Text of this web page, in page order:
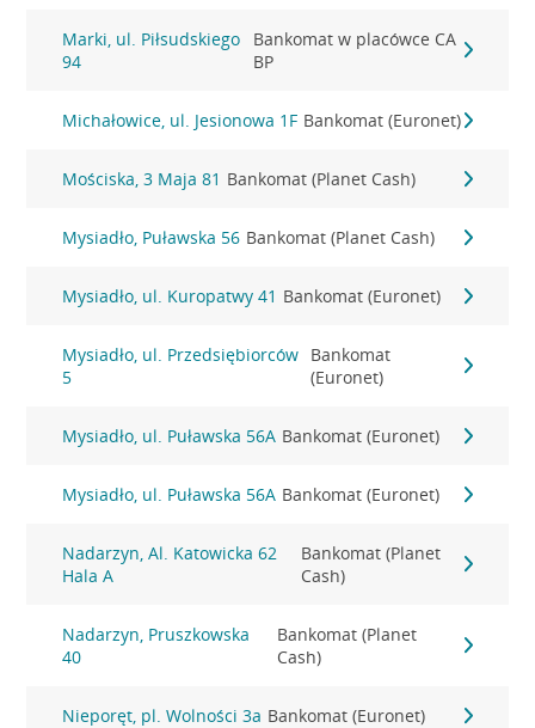
Marki, ul. Piłsudskiego
94
Bankomat w placówce CA
BP
Michałowice, ul. Jesionowa 1F Bankomat (Euronet)
Mościska, 3 Maja 81 Bankomat (Planet Cash)
Mysiadło, Puławska 56 Bankomat (Planet Cash)
Mysiadło, ul. Kuropatwy 41 Bankomat (Euronet)
Mysiadło, ul. Przedsiębiorców
5
Bankomat
(Euronet)
Mysiadło, ul. Puławska 56A Bankomat (Euronet)
Mysiadło, ul. Puławska 56A Bankomat (Euronet)
Nadarzyn, Al. Katowicka 62
Hala A
Bankomat (Planet
Cash)
Nadarzyn, Pruszkowska
40
Bankomat (Planet
Cash)
Nieporęt, pl. Wolności 3a Bankomat (Euronet)